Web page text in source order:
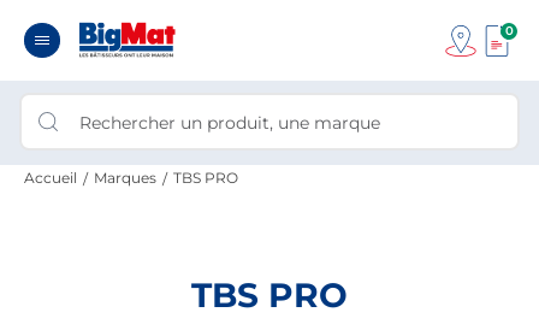
0
Accueil Marques TBS PRO
TBS PRO